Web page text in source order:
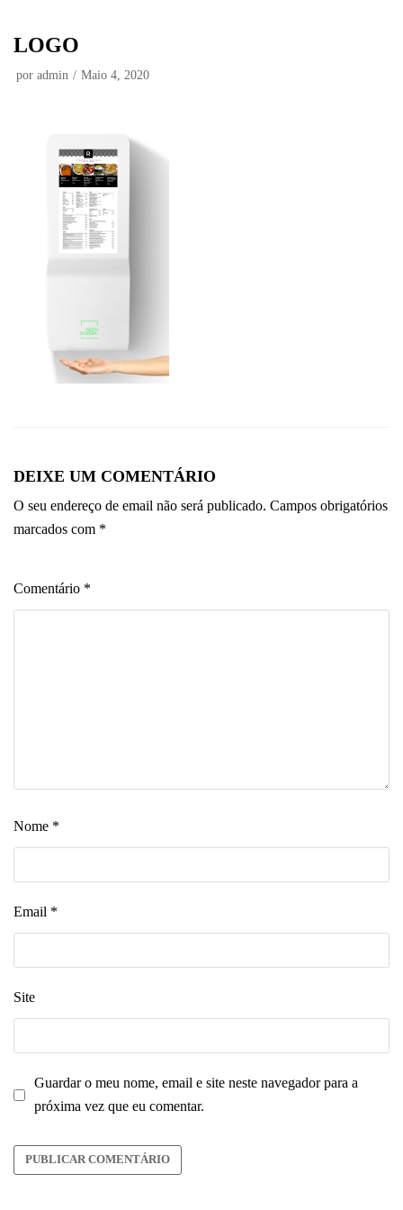
para
LOGO
por admin Maio 4, 2020
DEIXE UM COMENTÁRIO
O seu endereço de email não será publicado. Campos obrigatórios
marcados com *
Comentário *
Nome *
Email *
Site
Guardar o meu nome, email e site neste navegador para a
próxima vez que eu comentar.